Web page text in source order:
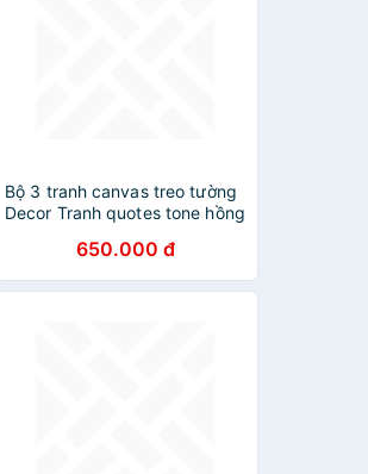
Bộ 3 tranh canvas treo tường
Decor Tranh quotes tone hồng
650.000 đ